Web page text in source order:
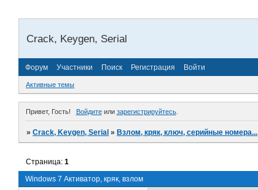
Crack, Keygen, Serial
Форум Участники Поиск Регистрация Войти
Активные темы
Привет, Гость! Войдитеили зарегистрируйтесь.
»Crack, Keygen, Serial »Взлом, кряк, ключ, серийные номера...
Windows 7 Активатор, кряк, взлом
Страница:1